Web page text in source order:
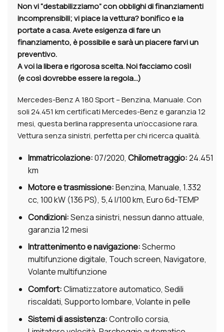
Non vi “destabilizziamo” con obblighi di finanziamenti
incomprensibili; vi piace la vettura? bonifico e la
portate a casa. Avete esigenza di fare un
finanziamento, è possibile e sarà un piacere farvi un
preventivo.
A voi la libera e rigorosa scelta. Noi facciamo così!
(e così dovrebbe essere la regola…)
Mercedes-Benz A 180 Sport – Benzina, Manuale. Con
soli 24.451 km certificati Mercedes-Benz e garanzia 12
mesi, questa berlina rappresenta un’occasione rara.
Vettura senza sinistri, perfetta per chi ricerca qualità.
Immatricolazione:07/2020, Chilometraggio:24.451
km
Motore e trasmissione:Benzina, Manuale, 1.332
cc, 100 kW (136 PS), 5,4 l/100 km, Euro 6d-TEMP
Condizioni:Senza sinistri, nessun danno attuale,
garanzia 12 mesi
Intrattenimento e navigazione:Schermo
multifunzione digitale, Touch screen, Navigatore,
Volante multifunzione
Comfort:Climatizzatore automatico, Sedili
riscaldati, Supporto lombare, Volante in pelle
Sistemi di assistenza:Controllo corsia,